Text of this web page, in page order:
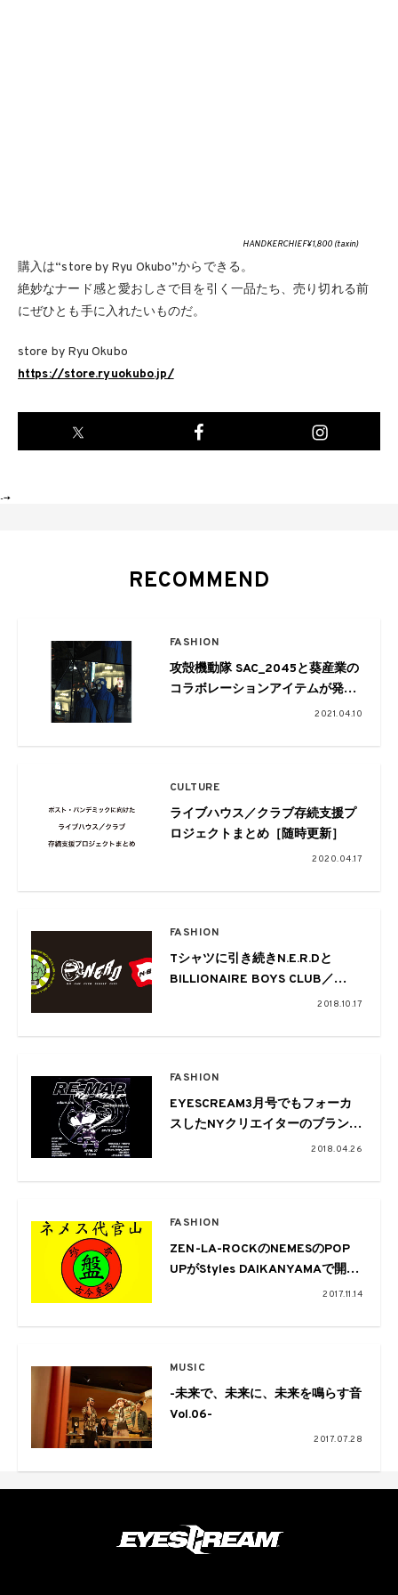
HANDKERCHIEF¥1,800 (taxin)
購入は“store by Ryu Okubo”からできる。
絶妙なナード感と愛おしさで目を引く一品たち、売り切れる前
にぜひとも手に入れたいものだ。
store by Ryu Okubo
https://store.ryuokubo.jp/
-->
RECOMMEND
FASHION
攻殻機動隊 SAC_2045と葵産業の
コラボレーションアイテムが発売
2021.04.10
CULTURE
ライブハウス／クラブ存続支援プ
ロジェクトまとめ［随時更新］
2020.04.17
FASHION
Tシャツに引き続きN.E.R.Dと
BILLIONAIRE BOYS CLUB／
ICECREAMのコラボフーディ&ロ
2018.10.17
FASHION
EYESCREAM3月号でもフォーカ
スしたNYクリエイターのブランド
が展開されるPOP UPがDOMICILE
2018.04.26
FASHION
ZEN-LA-ROCKのNEMESのPOP
UPがStyles DAIKANYAMAで開
催。別注フーディーなども販売2017.11.14
MUSIC
-未来で、未来に、未来を鳴らす音
Vol.06-
2017.07.28